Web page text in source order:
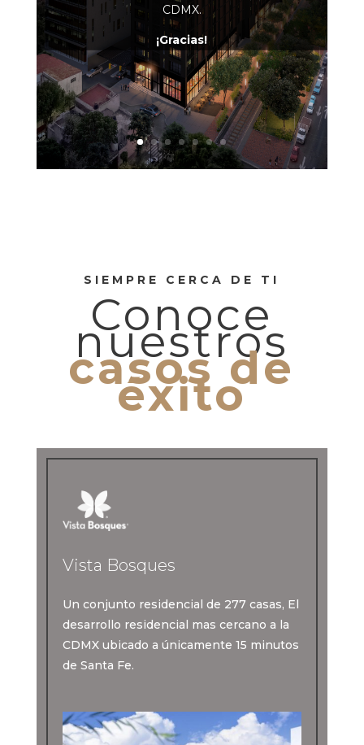
CDMX.
¡Gracias!
SIEMPRE CERCA DE TI
Conoce
nuestros
casos de
éxito
Vista Bosques
Un conjunto residencial de 277 casas, El
desarrollo residencial mas cercano a la
CDMX ubicado a únicamente 15 minutos
de Santa Fe.